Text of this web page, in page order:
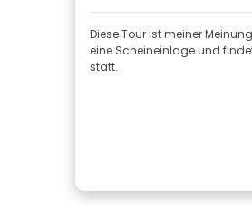
Diese Tour ist meiner
eine Scheineinlage und
statt.